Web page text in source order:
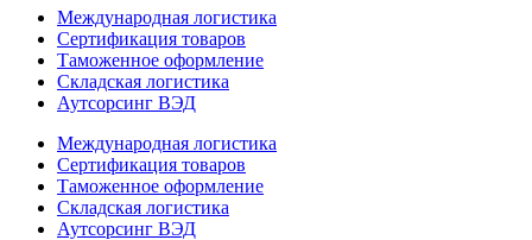
Международная логистика
Сертификация товаров
Таможенное оформление
Складская логистика
Аутсорсинг ВЭД
Международная логистика
Сертификация товаров
Таможенное оформление
Складская логистика
Аутсорсинг ВЭД